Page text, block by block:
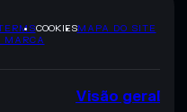
COOKIESMAPA DO SITE
MARCA
Visão geral